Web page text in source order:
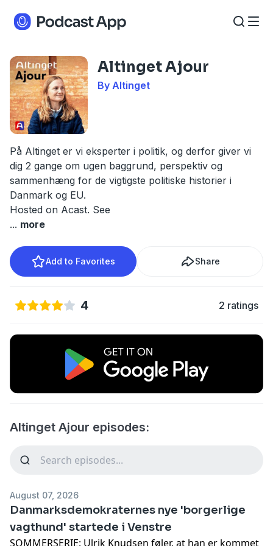
Altinget Ajour
By Altinget
På Altinget er vi eksperter i politik, og derfor giver vi
dig 2 gange om ugen baggrund, perspektiv og
sammenhæng for de vigtigste politiske historier i
Danmark og EU.
Hosted on Acast. See
... more
Add to Favorites Share
4 2 ratings
Altinget Ajour episodes:
August 07, 2026
Danmarksdemokraternes nye 'borgerlige
vagthund' startede i Venstre
SOMMERSERIE: Ulrik Knudsen føler, at han er kommet